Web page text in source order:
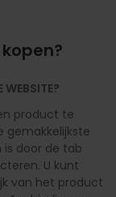
WEBSITE?
product te
gemakkelijkste
is door de tab
U kunt
van het product